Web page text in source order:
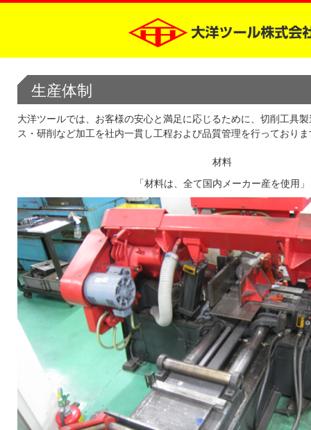
生産体制
大洋ツールでは、お客様の安心と満足に応じるために、切削工具
ス・研削など加工を社内一貫し工程および品質管理を行っており
材料
「材料は、全て国内メーカー産を使用」